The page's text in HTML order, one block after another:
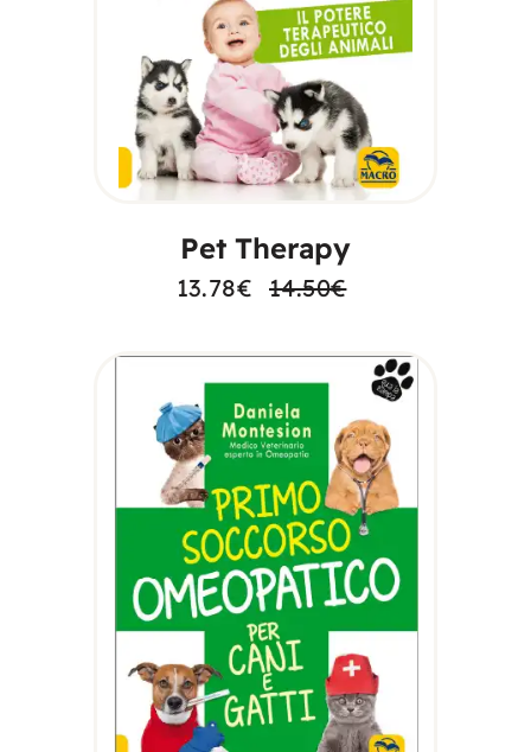
AGGIUNGI AL
CARRELLO
Pet Therapy
14.50€
13.78€
AGGIUNGI AL
CARRELLO